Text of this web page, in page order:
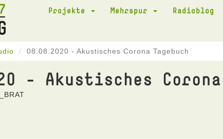
Projekte Mehrspur Radioblog
08.08.2020 - Akustisches Corona Tagebuch
- Akustisches Corona